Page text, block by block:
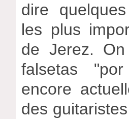
dire
les plus
de Jerez.
falsetas
encore
des